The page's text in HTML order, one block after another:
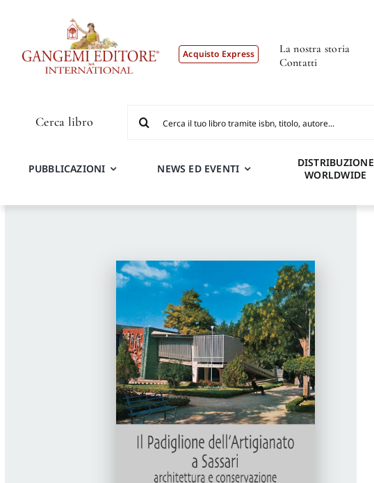
Acquisto Express
La nostra storia
Contatti
Cerca libro
per:
PUBBLICAZIONI NEWS ED EVENTI
DISTRIBUZIONE
WORLDWIDE